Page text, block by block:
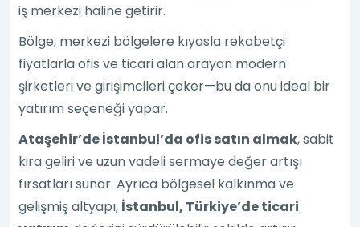
iş merkezi haline getirir.
Bölge, merkezi bölgelere kıyasla rekabetçi
fiyatlarla ofis ve ticari alan arayan modern
şirketleri ve girişimcileri çeker—bu da onu ideal bir
yatırım seçeneği yapar.
Ataşehir’de İstanbul’da ofis satın almak, sabit
kira geliri ve uzun vadeli sermaye değer artışı
fırsatları sunar. Ayrıca bölgesel kalkınma ve
gelişmiş altyapı, İstanbul, Türkiye’de ticari